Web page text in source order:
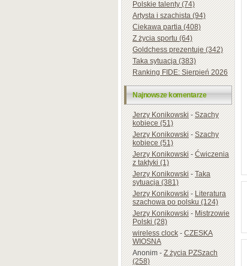
Polskie talenty (74)
Artysta i szachista (94)
Ciekawa partia (408)
Z życia sportu (64)
Goldchess prezentuje (342)
Taka sytuacja (383)
Ranking FIDE: Sierpień 2026
Najnowsze komentarze
Jerzy Konikowski-Szachy
kobiece (51)
Jerzy Konikowski-Szachy
kobiece (51)
Jerzy Konikowski-Ćwiczenia
z taktyki (1)
Jerzy Konikowski-Taka
sytuacja (381)
Jerzy Konikowski-Literatura
szachowa po polsku (124)
Jerzy Konikowski-Mistrzowie
Polski (28)
wireless clock-CZESKA
WIOSNA
Anonim-Z życia PZSzach
(258)